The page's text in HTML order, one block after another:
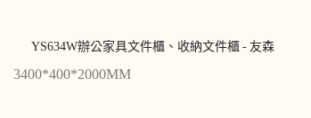
YS634W辦公家具文件櫃、收納文件櫃 - 友森
3400*400*2000MM